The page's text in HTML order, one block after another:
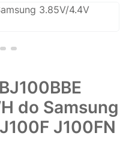
do Samsung
J100FN